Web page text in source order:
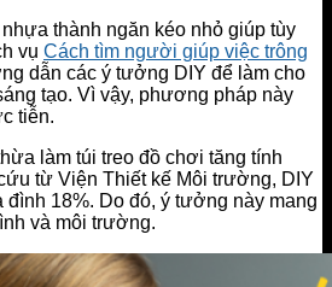
thành ngăn kéo nhỏ giúp tùy
vụ Cách tìm người giúp việc trông
dẫn các ý tưởng DIY để làm cho
tạo. Vì vậy, phương pháp này
tiễn.
làm túi treo đồ chơi tăng tính
từ Viện Thiết kế Môi trường, DIY
đình 18%. Do đó, ý tưởng này mang
và môi trường.